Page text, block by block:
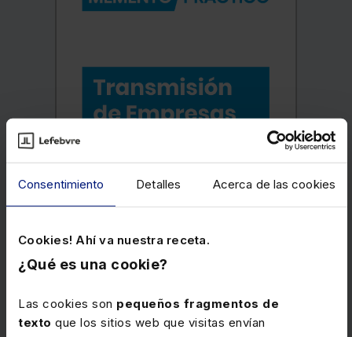
Consentimiento Detalles Acerca de las cookies
Cookies! Ahí va nuestra receta.
¿Qué es una cookie?
Las cookies son pequeños fragmentos de
texto que los sitios web que visitas envían